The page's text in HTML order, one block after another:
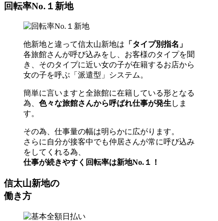
回転率No.１新地
他新地と違って信太山新地は 「タイプ別指名」
各旅館さんが呼び込みをし、お客様のタイプを聞
き、そのタイプに近い女の子が在籍するお店から
女の子を呼ぶ「派遣型」システム。
簡単に言いますと全旅館に在籍している形となる
為、 色々な旅館さんから呼ばれ仕事が発生 しま
す。
その為、仕事量の幅は明らかに広がります。
さらに自分が接客中でも仲居さんが常に呼び込み
をしてくれる為、
仕事が続きやすく回転率は新地No.１！
信太山新地の
働き方